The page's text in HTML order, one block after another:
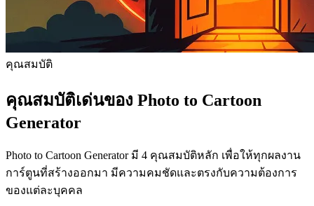
คุณสมบัติ
คุณสมบัติเด่นของ Photo to Cartoon
Generator
Photo to Cartoon Generator มี 4 คุณสมบัติหลัก เพื่อให้ทุกผลงาน
การ์ตูนที่สร้างออกมา มีความคมชัดและตรงกับความต้องการ
ของแต่ละบุคคล